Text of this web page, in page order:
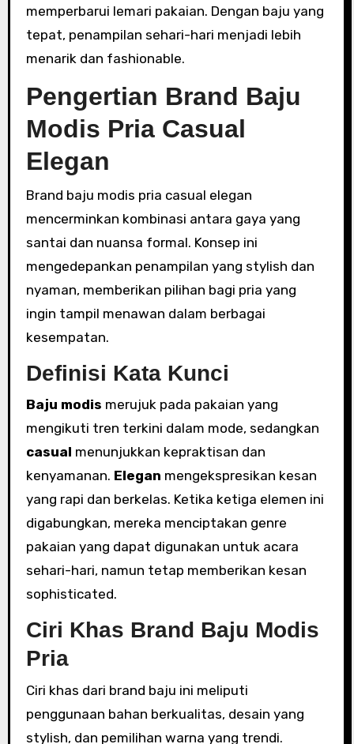
memperbarui lemari pakaian. Dengan baju yang
tepat, penampilan sehari-hari menjadi lebih
menarik dan fashionable.
Pengertian Brand Baju
Modis Pria Casual
Elegan
Brand baju modis pria casual elegan
mencerminkan kombinasi antara gaya yang
santai dan nuansa formal. Konsep ini
mengedepankan penampilan yang stylish dan
nyaman, memberikan pilihan bagi pria yang
ingin tampil menawan dalam berbagai
kesempatan.
Definisi Kata Kunci
Baju modis merujuk pada pakaian yang
mengikuti tren terkini dalam mode, sedangkan
casual menunjukkan kepraktisan dan
kenyamanan. Elegan mengekspresikan kesan
yang rapi dan berkelas. Ketika ketiga elemen ini
digabungkan, mereka menciptakan genre
pakaian yang dapat digunakan untuk acara
sehari-hari, namun tetap memberikan kesan
sophisticated.
Ciri Khas Brand Baju Modis
Pria
Ciri khas dari brand baju ini meliputi
penggunaan bahan berkualitas, desain yang
stylish, dan pemilihan warna yang trendi.